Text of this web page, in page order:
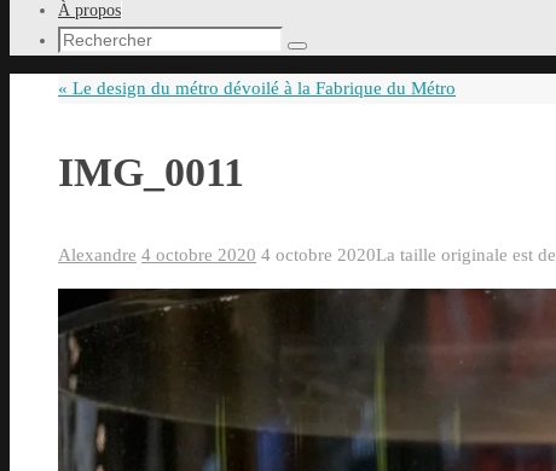
À propos
Recherche
:
Rechercher
« Le design du métro dévoilé à la Fabrique du Métro
IMG_0011
Alexandre 4 octobre 2020 4 octobre 2020La taille originale est de